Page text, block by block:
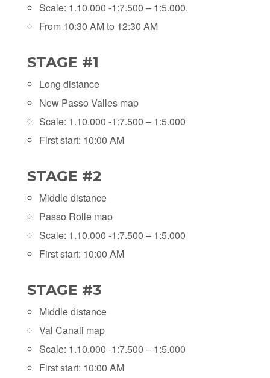
Scale: 1.10.000 -1:7.500 – 1:5.000.
From 10:30 AM to 12:30 AM
STAGE #1
Long distance
New Passo Valles map
Scale: 1.10.000 -1:7.500 – 1:5.000
First start: 10:00 AM
STAGE #2
Middle distance
Passo Rolle map
Scale: 1.10.000 -1:7.500 – 1:5.000
First start: 10:00 AM
STAGE #3
Middle distance
Val Canali map
Scale: 1.10.000 -1:7.500 – 1:5.000
First start: 10:00 AM